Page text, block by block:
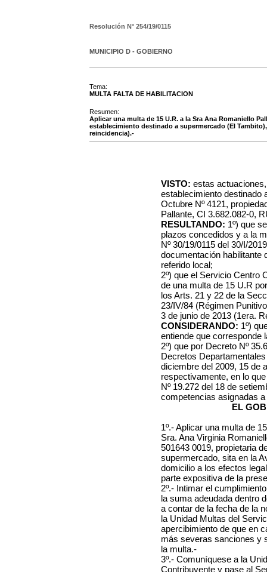
Resolución N° 254/19/0115
MUNICIPIO D - GOBIERNO
Tema:
MULTA FALTA DE HABILITACION
Resumen:
Aplicar una multa de 15 U.R. a la Sra Ana Romaniello
establecimiento destinado a supermercado (El
reincidencia).-
VISTO: estas
establecimiento destinado
Octubre Nº 4121,
Pallante, CI 3.682.082-0,
RESULTANDO: 1º) que
plazos concedidos y a la
Nº 30/19/0115 del 30/I/
documentación habilitante
referido local;
2º) que el Servicio Centro
de una multa de 15 U.R
los Arts. 21 y 22 de la
23/IV/84 (Régimen
3 de junio de 2013 (1era.
CONSIDERANDO: 1º)
entiende que corresponde
2º) que por Decreto Nº
Decretos
diciembre del 2009, 15 de
respectivamente, en lo
Nº 19.272 del 18 de
competencias asignadas
EL
1º.- Aplicar una multa de
Sra. Ana Virginia
501643 0019, propietaria
supermercado, sita en la
domicilio a los efectos
parte expositiva de la
2º.- Intimar el
la suma adeudada dentro
a contar de la fecha de la
la Unidad Multas del
apercibimiento de que en
más severas sanciones y
la multa.-
3º.- Comuníquese a la
Contribuyente y pase al